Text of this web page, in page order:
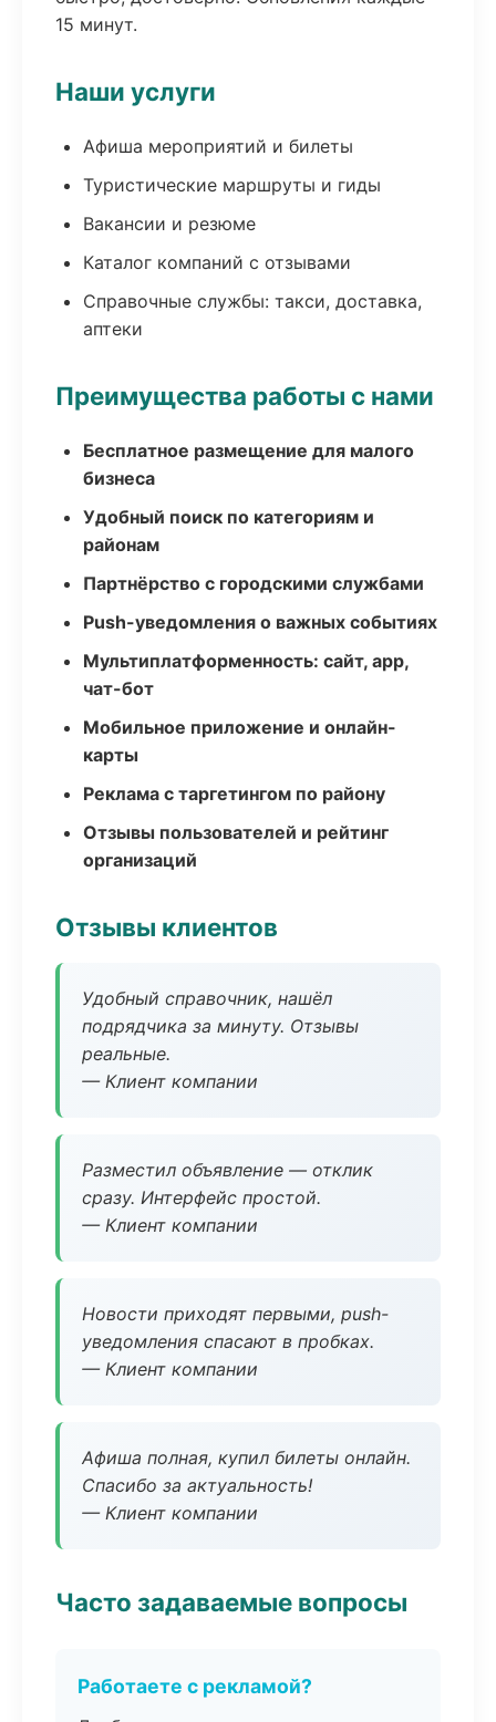
15 минут.
Наши услуги
Афиша мероприятий и билеты
Туристические маршруты и гиды
Вакансии и резюме
Каталог компаний с отзывами
Справочные службы: такси, доставка,
аптеки
Преимущества работы с нами
Бесплатное размещение для малого
бизнеса
Удобный поиск по категориям и
районам
Партнёрство с городскими службами
Push-уведомления о важных событиях
Мультиплатформенность: сайт, app,
чат-бот
Мобильное приложение и онлайн-
карты
Реклама с таргетингом по району
Отзывы пользователей и рейтинг
организаций
Отзывы клиентов
Удобный справочник, нашёл
подрядчика за минуту. Отзывы
реальные.
— Клиент компании
Разместил объявление — отклик
сразу. Интерфейс простой.
— Клиент компании
Новости приходят первыми, push-
уведомления спасают в пробках.
— Клиент компании
Афиша полная, купил билеты онлайн.
Спасибо за актуальность!
— Клиент компании
Часто задаваемые вопросы
Работаете с рекламой?